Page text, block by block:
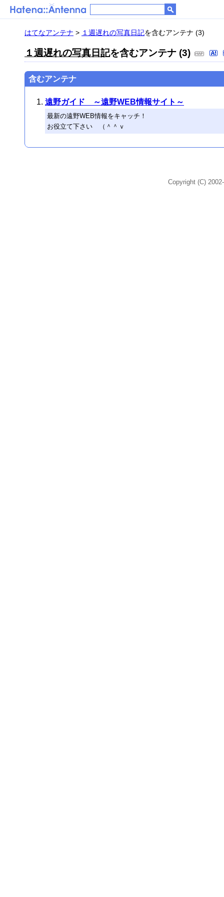
はてなアンテナ > １週遅れの写真日記を含むアンテナ (3)
１週遅れの写真日記を含むアンテナ (3)
含むアンテナ
遠野ガイド ～遠野WEB情報サイト～
最新の遠野WEB情報をキャッチ！
お役立て下さい （＾＾ｖ
Copyright (C)